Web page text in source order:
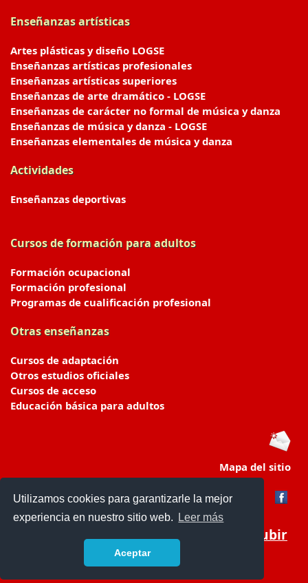
Utilizamos cookies para garantizarle la mejor
experiencia en nuestro sitio web.
Leer más
Aceptar
Enseñanzas artísticas
Artes plásticas y diseño LOGSE
Enseñanzas artísticas profesionales
Enseñanzas artísticas superiores
Enseñanzas de arte dramático - LOGSE
Enseñanzas de carácter no formal de música y danza
Enseñanzas de música y danza - LOGSE
Enseñanzas elementales de música y danza
Actividades
Enseñanzas deportivas
Cursos de formación para adultos
Formación ocupacional
Formación profesional
Programas de cualificación profesional
Otras enseñanzas
Cursos de adaptación
Otros estudios oficiales
Cursos de acceso
Educación básica para adultos
Mapa del sitio
Subir